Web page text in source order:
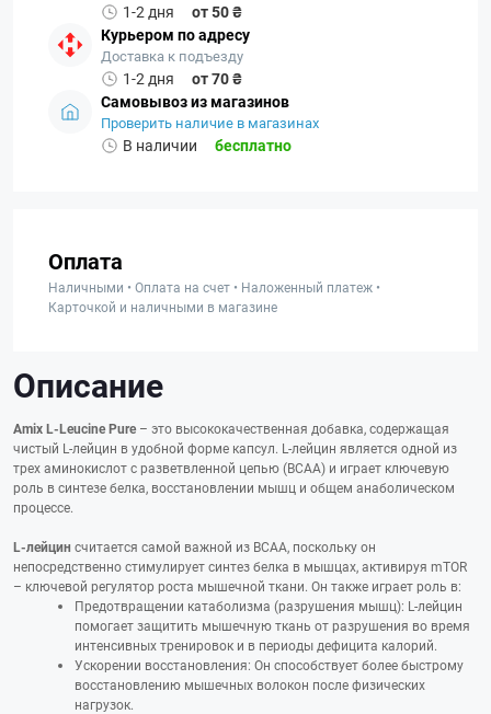
1-2 дня
от 50 ₴
Курьером по адресу
Доставка к подъезду
1-2 дня
от 70 ₴
Самовывоз из магазинов
Проверить наличие в магазинах
В наличии бесплатно
Оплата
Наличными • Оплата на счет • Наложенный платеж •
Карточкой и наличными в магазине
Описание
Amix L-Leucine Pure– это высококачественная добавка, содержащая
чистый L-лейцин в удобной форме капсул. L-лейцин является одной из
трех аминокислот с разветвленной цепью (BCAA) и играет ключевую
роль в синтезе белка, восстановлении мышц и общем анаболическом
процессе.
L-лейцин считается самой важной из BCAA, поскольку он
непосредственно стимулирует синтез белка в мышцах, активируя mTOR
– ключевой регулятор роста мышечной ткани. Он также играет роль в:
Предотвращении катаболизма (разрушения мышц): L-лейцин
помогает защитить мышечную ткань от разрушения во время
интенсивных тренировок и в периоды дефицита калорий.
Ускорении восстановления: Он способствует более быстрому
восстановлению мышечных волокон после физических
нагрузок.